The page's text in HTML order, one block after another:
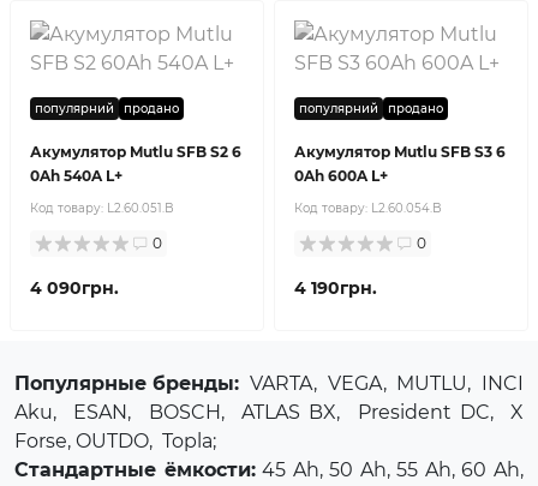
популярний продано
Акумулятор Mutlu SFB S2 6
0Ah 540A L+
Код товару: L2.60.051.B
0
4 090грн.
популярний продано
Акумулятор Mutlu SFB S3 6
0Ah 600A L+
Код товару: L2.60.054.B
0
4 190грн.
Популярные бренды: VARTA, VEGA, MUTLU, INCI
Aku, ESAN, BOSCH,ATLAS BX, President DC,X
Forse, OUTDO, Topla;
Стандартные ёмкости:45 Ah, 50 Ah, 55 Ah, 60 Ah,